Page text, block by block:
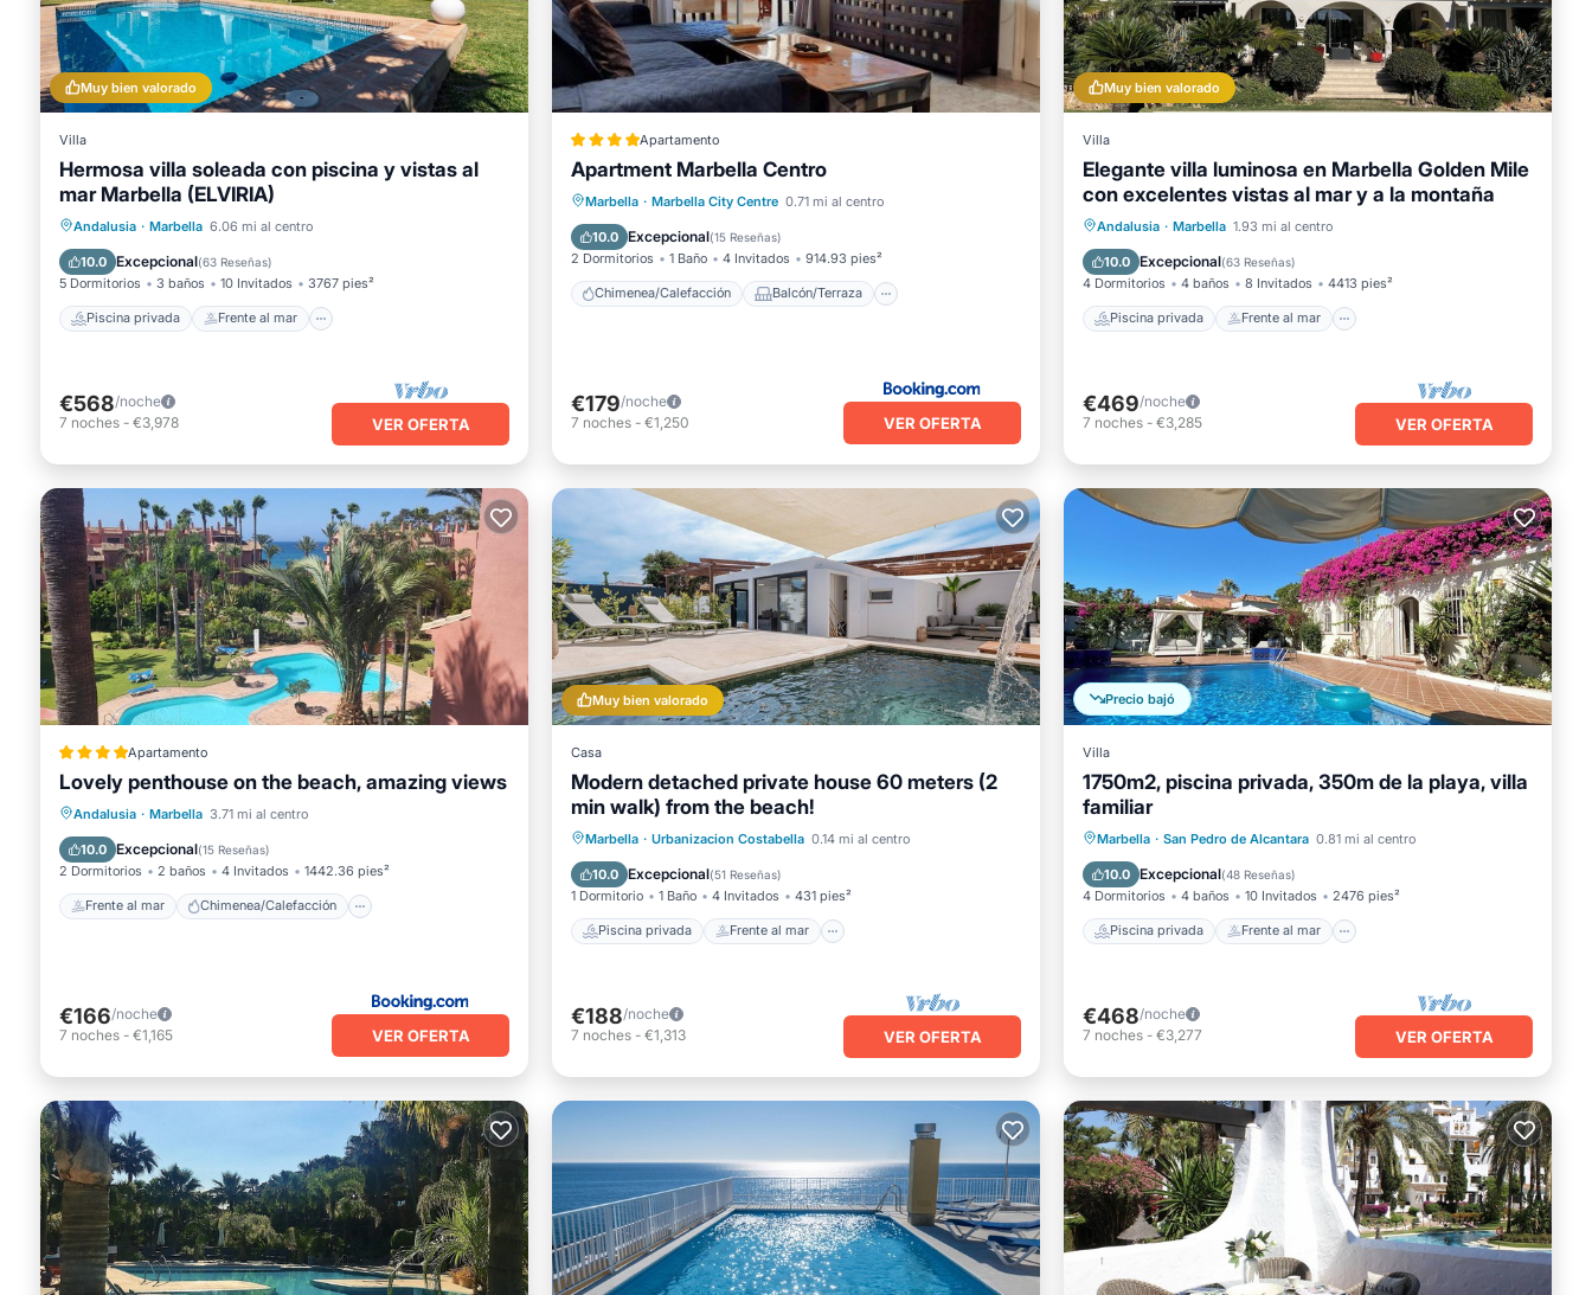
Muy bien valorado
Villa
Hermosa villa soleada con piscina y vistas al
mar Marbella (ELVIRIA)
Andalusia · Marbella 6.06 mi al centro
10.0 Excepcional(63 Reseñas)
5 Dormitorios 3 baños 10 Invitados 3767 pies²
Piscina privada Frente al mar
Piscina privada
Frente al mar
Chimenea/Calefacción
€568/noche
7 noches - €3,978 VER OFERTA
Apartamento
Apartment Marbella Centro
Marbella · Marbella City Centre 0.71 mi al centro
10.0 Excepcional(15 Reseñas)
2 Dormitorios 1 Baño 4 Invitados 914.93 pies²
Chimenea/Calefacción Balcón/Terraza
Chimenea/Calefacción
Balcón/Terraza
Vistas
Aparcamiento
€179/noche
7 noches - €1,250 VER OFERTA
Muy bien valorado
Villa
Elegante villa luminosa en Marbella Golden Mile
con excelentes vistas al mar y a la montaña
Andalusia · Marbella 1.93 mi al centro
10.0 Excepcional(63 Reseñas)
4 Dormitorios 4 baños 8 Invitados 4413 pies²
Piscina privada Frente al mar
Piscina privada
Frente al mar
Chimenea/Calefacción
€469/noche
7 noches - €3,285 VER OFERTA
Apartamento
Lovely penthouse on the beach, amazing views
Andalusia · Marbella 3.71 mi al centro
10.0 Excepcional(15 Reseñas)
2 Dormitorios 2 baños 4 Invitados 1442.36 pies²
Frente al mar Chimenea/Calefacción
Frente al mar
Chimenea/Calefacción
Piscina
Vista al mar
€166/noche
7 noches - €1,165 VER OFERTA
Muy bien valorado
Casa
Modern detached private house 60 meters (2
min walk) from the beach!
Marbella · Urbanizacion Costabella 0.14 mi al centro
10.0 Excepcional(51 Reseñas)
1 Dormitorio 1 Baño 4 Invitados 431 pies²
Piscina privada Frente al mar
Piscina privada
Frente al mar
Piscina
Vista al mar
€188/noche
7 noches - €1,313 VER OFERTA
Precio bajó
Villa
1750m2, piscina privada, 350m de la playa, villa
familiar
Marbella · San Pedro de Alcantara 0.81 mi al centro
10.0 Excepcional(48 Reseñas)
4 Dormitorios 4 baños 10 Invitados 2476 pies²
Piscina privada Frente al mar
Piscina privada
Frente al mar
Chimenea/Calefacción
€468/noche
7 noches - €3,277 VER OFERTA